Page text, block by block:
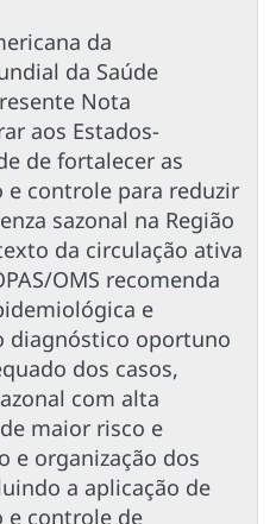
da
da Saúde
Nota
aos Estados-
de fortalecer as
e controle para reduzir
sazonal na Região
da circulação ativa
OMS recomenda
e
diagnóstico oportuno
dos casos,
com alta
maior risco e
e organização dos
a aplicação de
e controle de